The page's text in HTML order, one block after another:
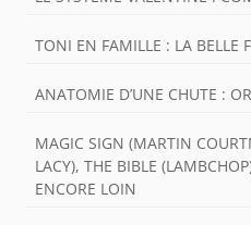
TONI EN FAMILLE : LA BELLE
ANATOMIE D’UNE CHUTE :
MAGIC SIGN (MARTIN
LACY), THE BIBLE
ENCORE LOIN